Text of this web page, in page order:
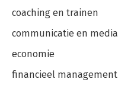
coaching en trainen
communicatie en media
economie
financieel management